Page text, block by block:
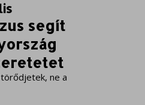
segít
ne a